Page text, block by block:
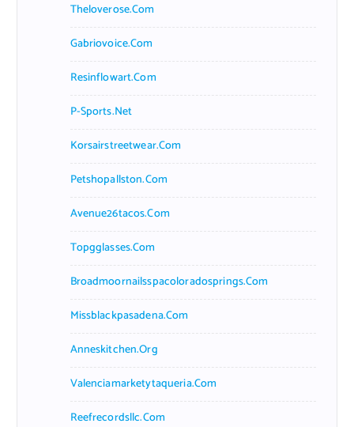
Theloverose.com
Gabriovoice.com
Resinflowart.com
P-Sports.net
Korsairstreetwear.com
Petshopallston.com
Avenue26tacos.com
Topgglasses.com
Broadmoornailsspacoloradosprings.com
Missblackpasadena.com
Anneskitchen.org
Valenciamarketytaqueria.com
Reefrecordsllc.com